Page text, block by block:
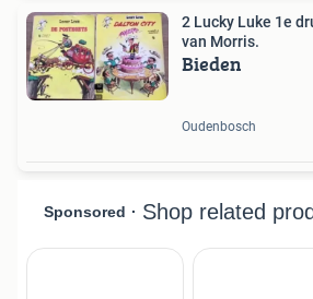
2 Lucky Luke 1e
van Morris.
Bieden
Oudenbosch